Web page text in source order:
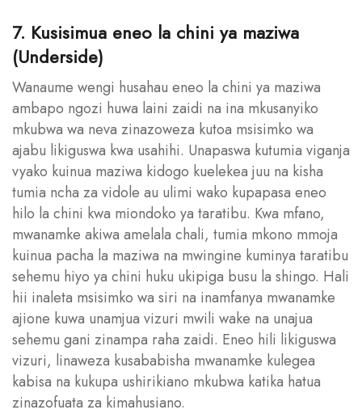
7. Kusisimua eneo la chini ya maziwa
(Underside)
Wanaume wengi husahau eneo la chini ya maziwa
ambapo ngozi huwa laini zaidi na ina mkusanyiko
mkubwa wa neva zinazoweza kutoa msisimko wa
ajabu likiguswa kwa usahihi. Unapaswa kutumia viganja
vyako kuinua maziwa kidogo kuelekea juu na kisha
tumia ncha za vidole au ulimi wako kupapasa eneo
hilo la chini kwa miondoko ya taratibu. Kwa mfano,
mwanamke akiwa amelala chali, tumia mkono mmoja
kuinua pacha la maziwa na mwingine kuminya taratibu
sehemu hiyo ya chini huku ukipiga busu la shingo. Hali
hii inaleta msisimko wa siri na inamfanya mwanamke
ajione kuwa unamjua vizuri mwili wake na unajua
sehemu gani zinampa raha zaidi. Eneo hili likiguswa
vizuri, linaweza kusababisha mwanamke kulegea
kabisa na kukupa ushirikiano mkubwa katika hatua
zinazofuata za kimahusiano.